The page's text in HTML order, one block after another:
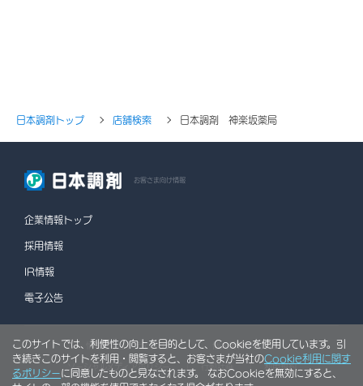
日本調剤トップ 店舗検索 日本調剤 神楽坂薬局
お客さま向け情報
企業情報トップ
採用情報
IR情報
電子公告
情報セキュリティポリシー 個人情報保護方針
利用規約
このサイトでは、利便性の向上を目的として、Cookieを使用しています。引
き続きこのサイトを利用・閲覧すると、お客さまが当社のCookie利用に関す
るポリシーに同意したものと見なされます。 なおCookieを無効にすると、